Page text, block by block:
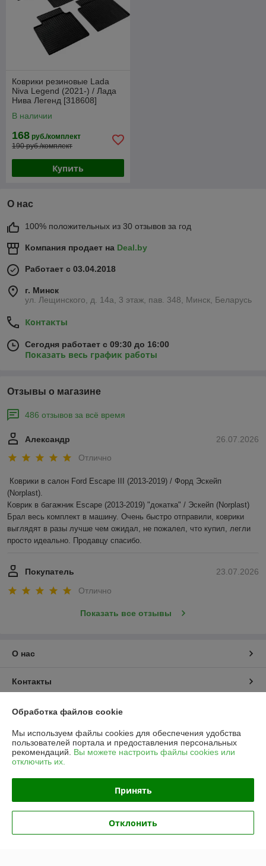
Коврики резиновые Lada
Niva Legend (2021-) / Лада
Нива Легенд [318608]
В наличии
168 руб./комплект
190 руб./комплект
Купить
О нас
100% положительных из 30 отзывов за год
Компания продает на Deal.by
Работает с 03.04.2018
г. Минск
ул. Лещинского, д. 14а, 3 этаж, пав. 348, Минск, Беларусь
Контакты
Сегодня работает с 09:30 до 16:00
Показать весь график работы
Отзывы о магазине
486 отзывов за всё время
26.07.2026
Александр
Отлично
Коврики в салон Ford Escape III (2013-2019) / Форд Эскейп
(Norplast).
Коврик в багажник Escape (2013-2019) "докатка" / Эскейп (Norplast)
Брал весь комплект в машину. Очень быстро отправили, коврики
выглядят в разы лучше чем ожидал, не пожалел, что купил, легли
просто идеально. Продавцу спасибо.
23.07.2026
Покупатель
Отлично
Показать все отзывы
О нас
Контакты
Доставка и оплата
График работы
Полная версия сайта
Политика обработки cookies
Сайт создан на платформе Deal.by
Обработка файлов cookie
Мы используем файлы cookies для обеспечения удобства
пользователей портала и предоставления персональных
рекомендаций. Вы можете настроить файлы cookies или
отключить их.
Принять
Отклонить